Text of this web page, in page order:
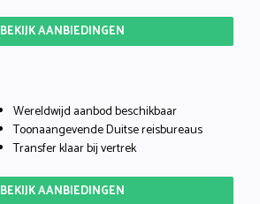
BEKIJK AANBIEDINGEN
Wereldwijd aanbod beschikbaar
Toonaangevende Duitse reisbureaus
Transfer klaar bij vertrek
BEKIJK AANBIEDINGEN